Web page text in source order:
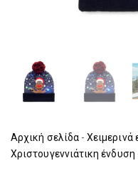
Αρχική σελίδα - Χειμερινά
Χριστουγεννιάτικη ένδυση